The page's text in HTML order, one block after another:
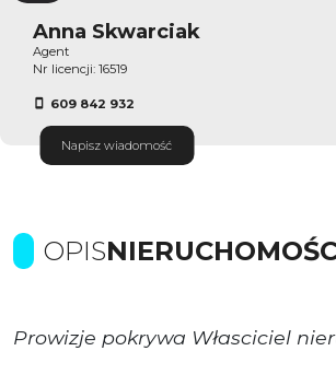
Anna Skwarciak
Agent
Nr licencji: 16519
609 842 932
Napisz wiadomość
OPIS
Prowizje pokrywa Własciciel